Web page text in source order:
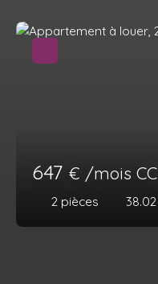
647 € /mois CC
2 pièces 38.02